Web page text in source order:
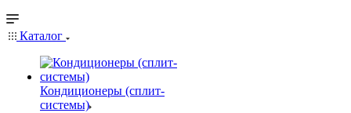
Каталог
Кондиционеры (сплит-
системы)